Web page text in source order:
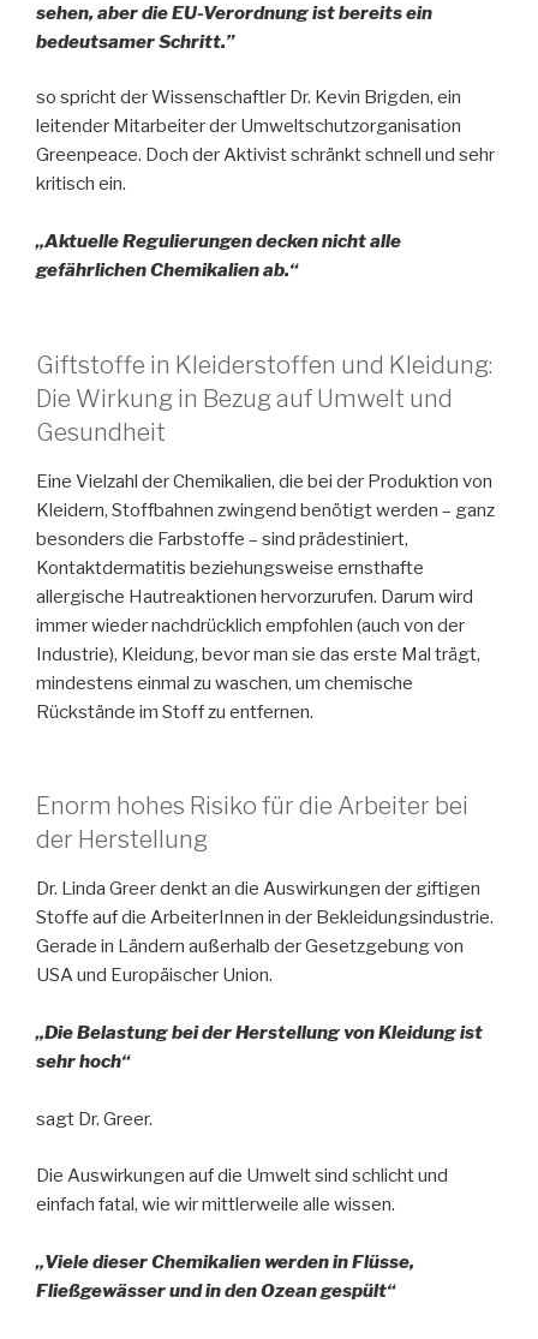
sehen, aber die EU-Verordnung ist bereits ein
bedeutsamer Schritt.”
so spricht der Wissenschaftler Dr. Kevin Brigden, ein
leitender Mitarbeiter der Umweltschutzorganisation
Greenpeace. Doch der Aktivist schränkt schnell und sehr
kritisch ein.
„Aktuelle Regulierungen decken nicht alle
gefährlichen Chemikalien ab.“
Giftstoffe in Kleiderstoffen und Kleidung:
Die Wirkung in Bezug auf Umwelt und
Gesundheit
Eine Vielzahl der Chemikalien, die bei der Produktion von
Kleidern, Stoffbahnen zwingend benötigt werden – ganz
besonders die Farbstoffe – sind prädestiniert,
Kontaktdermatitis beziehungsweise ernsthafte
allergische Hautreaktionen hervorzurufen. Darum wird
immer wieder nachdrücklich empfohlen (auch von der
Industrie), Kleidung, bevor man sie das erste Mal trägt,
mindestens einmal zu waschen, um chemische
Rückstände im Stoff zu entfernen.
Enorm hohes Risiko für die Arbeiter bei
der Herstellung
Dr. Linda Greer denkt an die Auswirkungen der giftigen
Stoffe auf die ArbeiterInnen in der Bekleidungsindustrie.
Gerade in Ländern außerhalb der Gesetzgebung von
USA und Europäischer Union.
„Die Belastung bei der Herstellung von Kleidung ist
sehr hoch“
sagt Dr. Greer.
Die Auswirkungen auf die Umwelt sind schlicht und
einfach fatal, wie wir mittlerweile alle wissen.
„Viele dieser Chemikalien werden in Flüsse,
Fließgewässer und in den Ozean gespült“